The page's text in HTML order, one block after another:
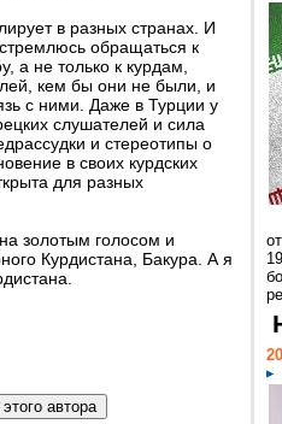
в разных странах. И
обращаться к
а не только к курдам,
кем бы они не были, и
с ними. Даже в Турции у
слушателей и сила
и стереотипы о
в своих курдских
для разных
золотым голосом и
Курдистана, Бакура. А я